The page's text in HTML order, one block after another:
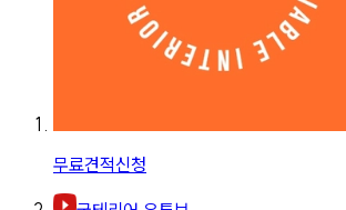
무료견적신청